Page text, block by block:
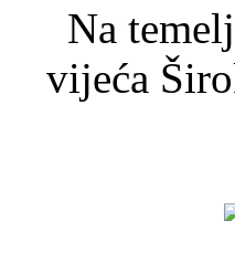
Na
vijeća